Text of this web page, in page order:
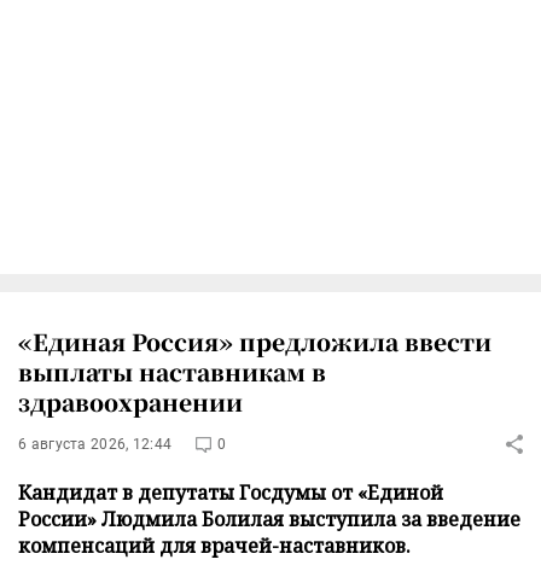
«Единая Россия» предложила ввести
выплаты наставникам в
здравоохранении
6 августа 2026, 12:44 0
Кандидат в депутаты Госдумы от «Единой
России» Людмила Болилая выступила за введение
компенсаций для врачей-наставников.